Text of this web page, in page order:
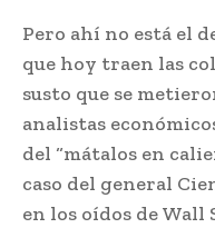
Pero ahí no está el
que hoy traen las
susto que se
analistas
del “mátalos en
caso del general
en los oídos de